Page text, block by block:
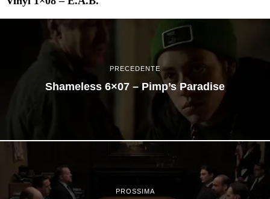
PRECEDENTE
Shameless 6×07 – Pimp’s Paradise
PROSSIMA